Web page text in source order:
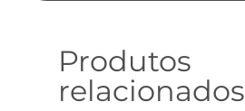
Produtos
relacionados